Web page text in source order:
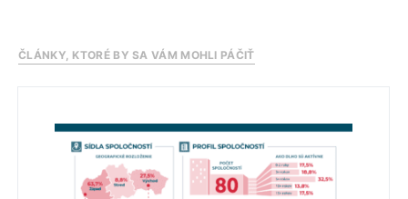
ČLÁNKY, KTORÉ BY SA VÁM MOHLI PÁČIŤ